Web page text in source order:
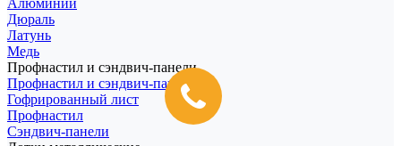
Алюминий
Дюраль
Латунь
Медь
Профнастил и сэндвич-панели
Профнастил и сэндвич-панели
Гофрированный лист
Профнастил
Сэндвич-панели